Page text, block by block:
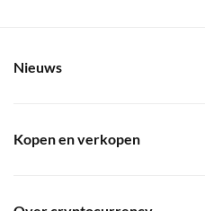
Nieuws
Kopen en verkopen